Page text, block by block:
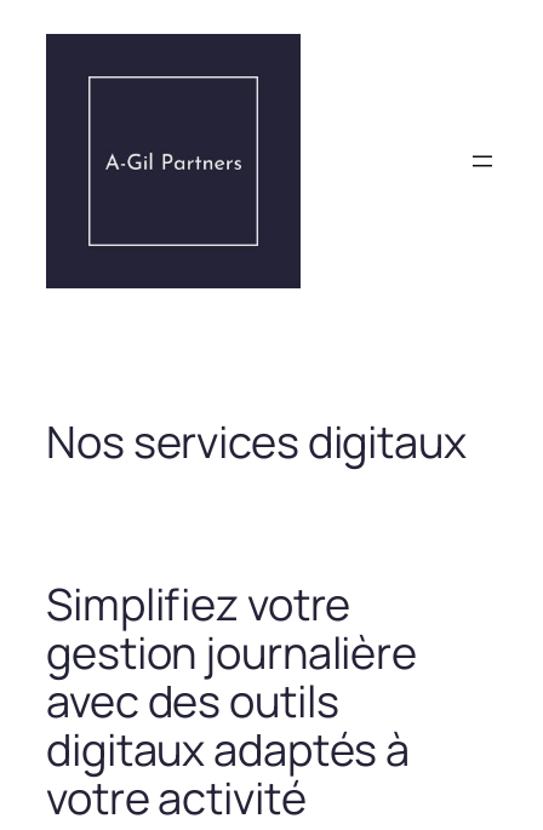
contenu
Nos services digitaux
Simplifiez votre
gestion journalière
avec des outils
digitaux adaptés à
votre activité